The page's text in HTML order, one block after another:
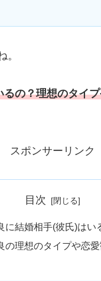
。
の？理想のタイ
スポンサーリンク
目次
に結婚相手(彼氏)はい
の理想のタイプや恋